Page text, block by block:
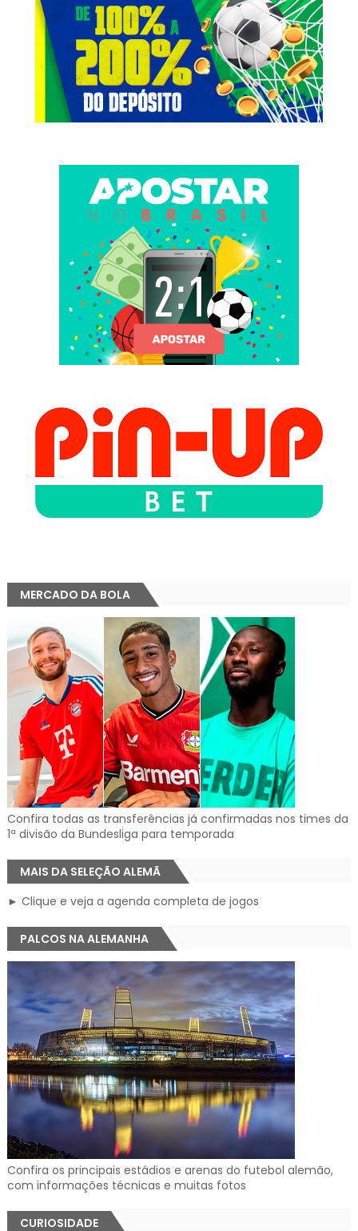
MERCADO DA BOLA
Confira todas as transferências já confirmadas nos times da
1ª divisão da Bundesliga para temporada
MAIS DA SELEÇÃO ALEMÃ
► Clique e veja a agenda completa de jogos
PALCOS NA ALEMANHA
Confira os principais estádios e arenas do futebol alemão,
com informações técnicas e muitas fotos
CURIOSIDADE